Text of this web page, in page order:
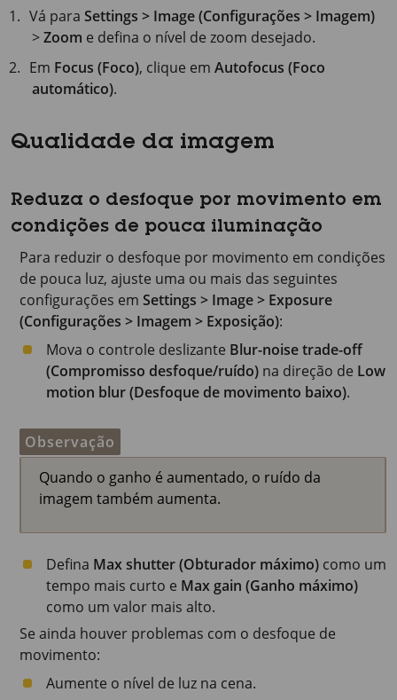
Vá paraSettings > Image (Configurações > Imagem)
>Zoom e defina o nível de zoom desejado.
Em Focus (Foco), clique emAutofocus (Foco
automático).
Qualidade da imagem
Reduza o desfoque por movimento em
condições de pouca iluminação
Para reduzir o desfoque por movimento em condições
de pouca luz, ajuste uma ou mais das seguintes
configurações em Settings > Image > Exposure
(Configurações > Imagem > Exposição):
Mova o controle deslizante Blur-noise trade-off
(Compromisso desfoque/ruído) na direção de Low
motion blur (Desfoque de movimento baixo).
Observação
Quando o ganho é aumentado, o ruído da
imagem também aumenta.
Defina Max shutter (Obturador máximo) como um
tempo mais curto e Max gain (Ganho máximo)
como um valor mais alto.
Se ainda houver problemas com o desfoque de
movimento:
Aumente o nível de luz na cena.